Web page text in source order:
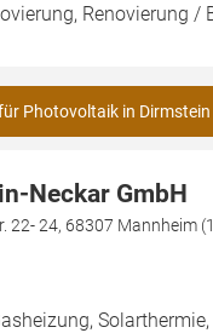
Renovierung /
Photovoltaik in Dirmstein
Neckar GmbH
22- 24, 68307 Mannheim